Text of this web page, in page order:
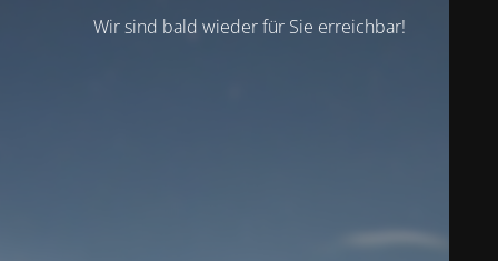
Wir sind bald wieder für Sie erreichbar!